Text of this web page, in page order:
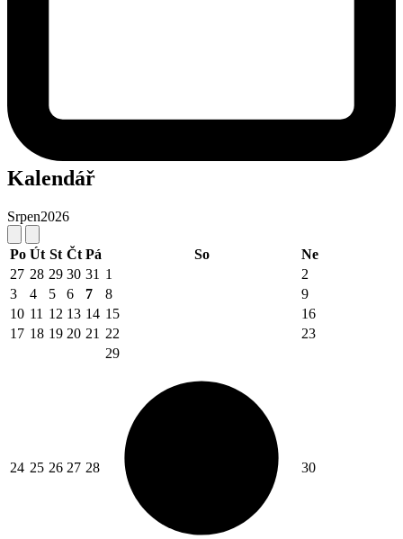
Kalendář
Srpen2026
Po Út St Čt Pá So
Ne
27 28 29 30 31 1
2
3
4 5 6 7 8
9
10 11 12 13 14 15
16
17 18 19 20 21 22 23
24 25 26 27 28
29
30